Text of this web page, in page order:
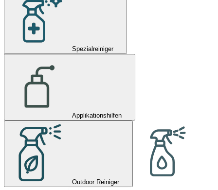
Spezialreiniger
Applikationshilfen
Outdoor Reiniger